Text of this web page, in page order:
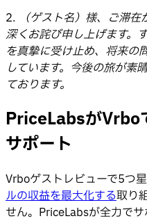
2.
（ゲスト名）様、ご滞
深くお詫び申し上げます。
を真摯に受け止め、将来の
しています。今後の旅が素
ております。
PriceLabsがVrbo
サポート
Vrboゲストレビューで5つ星
ルの収益を最大化する取り
せん。PriceLabsが全力でサ